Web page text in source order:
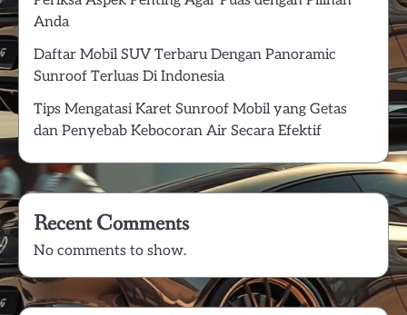
Anda
Daftar Mobil SUV Terbaru Dengan Panoramic
Sunroof Terluas Di Indonesia
Tips Mengatasi Karet Sunroof Mobil yang Getas
dan Penyebab Kebocoran Air Secara Efektif
Recent Comments
No comments to show.